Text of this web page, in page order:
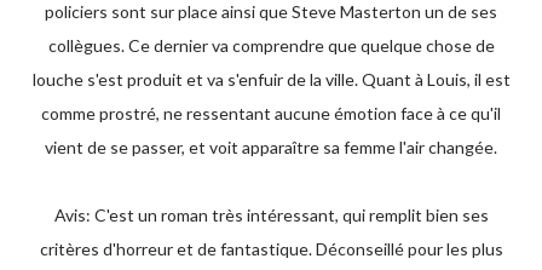
policiers sont sur place ainsi que Steve Masterton un de ses
collègues. Ce dernier va comprendre que quelque chose de
louche s'est produit et va s'enfuir de la ville. Quant à Louis, il est
comme prostré, ne ressentant aucune émotion face à ce qu'il
vient de se passer, et voit apparaître sa femme l'air changée.
Avis: C'est un roman très intéressant, qui remplit bien ses
critères d'horreur et de fantastique. Déconseillé pour les plus